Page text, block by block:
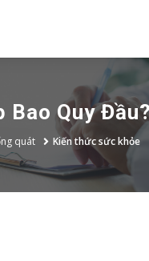
Bao Quy
quát Kiến thức sức khỏe